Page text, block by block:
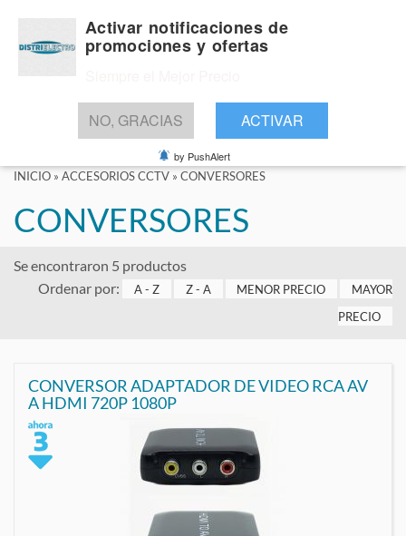
INICIO » ACCESORIOS CCTV » CONVERSORES
CONVERSORES
Se encontraron 5 productos
Ordenar por:
A - Z Z - A MENOR PRECIO
MAYOR
PRECIO
CONVERSOR ADAPTADOR DE VIDEO RCA AV
A HDMI 720P 1080P
Activar notificaciones de
promociones y ofertas
NO, GRACIAS ACTIVAR
by PushAlert